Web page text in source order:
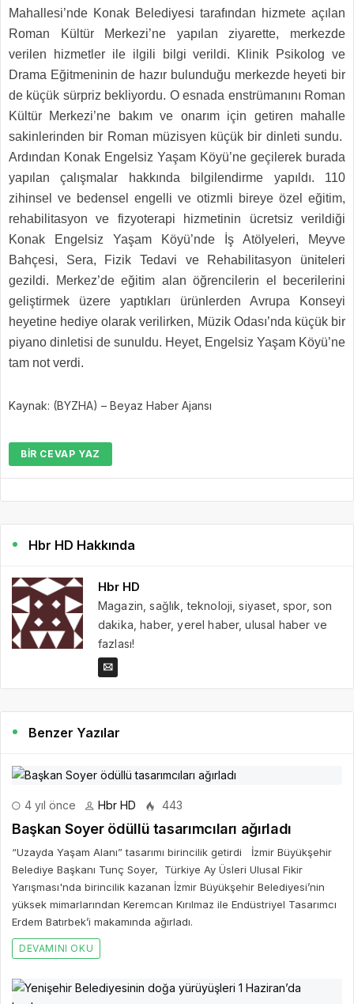
Mahallesi’nde Konak Belediyesi tarafından hizmete açılan
Roman Kültür Merkezi’ne yapılan ziyarette, merkezde
verilen hizmetler ile ilgili bilgi verildi. Klinik Psikolog ve
Drama Eğitmeninin de hazır bulunduğu merkezde heyeti bir
de küçük sürpriz bekliyordu. O esnada enstrümanını Roman
Kültür Merkezi’ne bakım ve onarım için getiren mahalle
sakinlerinden bir Roman müzisyen küçük bir dinleti sundu.
Ardından Konak Engelsiz Yaşam Köyü’ne geçilerek burada
yapılan çalışmalar hakkında bilgilendirme yapıldı. 110
zihinsel ve bedensel engelli ve otizmli bireye özel eğitim,
rehabilitasyon ve fizyoterapi hizmetinin ücretsiz verildiği
Konak Engelsiz Yaşam Köyü’nde İş Atölyeleri, Meyve
Bahçesi, Sera, Fizik Tedavi ve Rehabilitasyon üniteleri
gezildi. Merkez’de eğitim alan öğrencilerin el becerilerini
geliştirmek üzere yaptıkları ürünlerden Avrupa Konseyi
heyetine hediye olarak verilirken, Müzik Odası’nda küçük bir
piyano dinletisi de sunuldu. Heyet, Engelsiz Yaşam Köyü’ne
tam not verdi.
Kaynak: (BYZHA) – Beyaz Haber Ajansı
BIR CEVAP YAZ
Hbr HD Hakkında
Hbr HD
Magazin, sağlık, teknoloji, siyaset, spor, son
dakika, haber, yerel haber, ulusal haber ve
fazlası!
Benzer Yazılar
4 yıl önce Hbr HD 443
Başkan Soyer ödüllü tasarımcıları ağırladı
“Uzayda Yaşam Alanı” tasarımı birincilik getirdi İzmir Büyükşehir
Belediye Başkanı Tunç Soyer, Türkiye Ay Üsleri Ulusal Fikir
Yarışması'nda birincilik kazanan İzmir Büyükşehir Belediyesi’nin
yüksek mimarlarından Keremcan Kırılmaz ile Endüstriyel Tasarımcı
Erdem Batırbek’i makamında ağırladı.
DEVAMINI OKU